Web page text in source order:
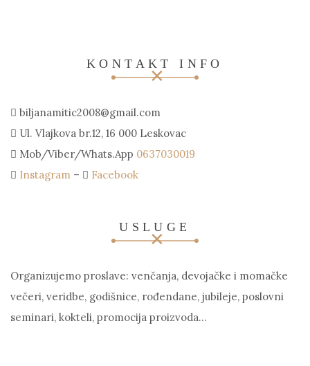
KONTAKT INFO
biljanamitic2008@gmail.com
Ul. Vlajkova br.12, 16 000 Leskovac
Mob/Viber/Whats.App 0637030019
Instagram – Facebook
USLUGE
Organizujemo proslave: venčanja, devojačke i momačke
večeri, veridbe, godišnice, rođendane, jubileje, poslovni
seminari, kokteli, promocija proizvoda…